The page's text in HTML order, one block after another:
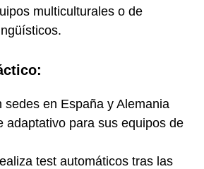
multiculturales o de
sedes en España y Alemania
adaptativo para sus equipos de
test automáticos tras las